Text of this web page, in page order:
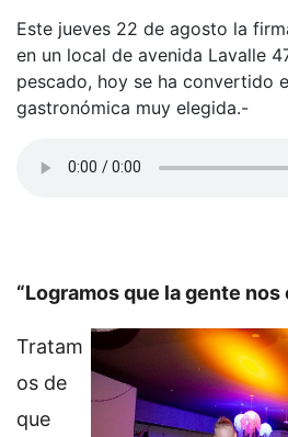
Este jueves 22 de agosto la
en un local de avenida Lavalle
pescado, hoy se ha convertido
gastronómica muy elegida.-
“Logramos que la gente nos
Tratam
os de
que